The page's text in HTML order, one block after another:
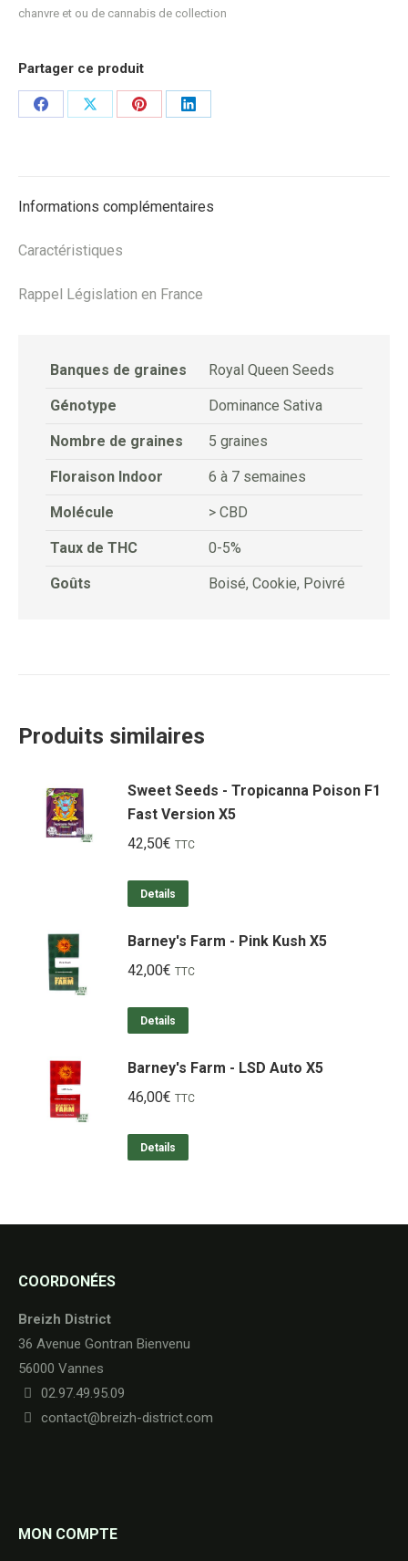
chanvre et ou de cannabis de collection
Partager ce produit
Share
Share
Share
Share
Informations complémentaires
Caractéristiques
Rappel Législation en France
Banques de graines Royal Queen Seeds
Génotype Dominance Sativa
Nombre de graines 5 graines
Floraison Indoor 6 à 7 semaines
Molécule > CBD
Taux de THC 0-5%
Goûts Boisé, Cookie, Poivré
Produits similaires
Sweet Seeds - Tropicanna Poison F1
Fast Version X5
42,50€ TTC
Details
Barney's Farm - Pink Kush X5
42,00€ TTC
Details
Barney's Farm - LSD Auto X5
46,00€ TTC
Details
COORDONÉES
Breizh District
36 Avenue Gontran Bienvenu
56000 Vannes
02.97.49.95.09
contact@breizh-district.com
MON COMPTE